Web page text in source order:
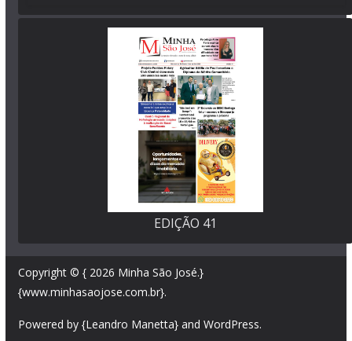
EDIÇÃO 41
Copyright © { 2026 Minha São José.}
{www.minhasaojose.com.br}.
Powered by {Leandro Manetta} and WordPress.